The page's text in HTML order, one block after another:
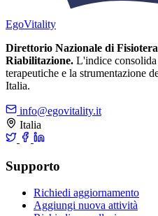
EgoVitality
Direttorio Nazionale di
Riabilitazione. L'indice
terapeutiche e la strumentazione
Italia.
info@egovitality.it
Italia
Supporto
Richiedi aggiornamento
Aggiungi nuova attività